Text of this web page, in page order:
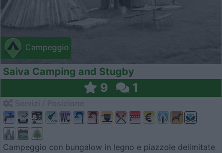
Campeggio
Saiva Camping and Stugby
9 1
Campeggio con bungalow in legno e piazzole delimitate